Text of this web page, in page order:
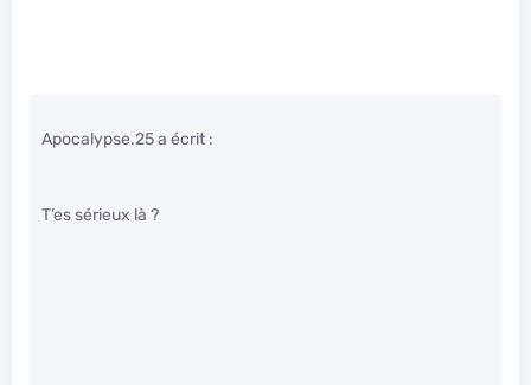
Apocalypse.25 a écrit :
T’es sérieux là ?